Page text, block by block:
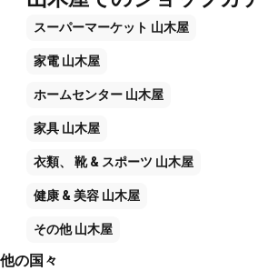
スーパーマーケット 山木屋
家電 山木屋
ホームセンター 山木屋
家具 山木屋
衣類、 靴 & スポーツ 山木屋
健康 & 美容 山木屋
その他山木屋
他の国々